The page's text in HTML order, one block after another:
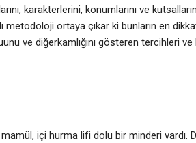
karakterlerini, konumlarını ve
metodoloji ortaya çıkar ki bunların en
ve diğerkamlığını gösteren tercihleri ve
içi hurma lifi dolu bir minderi vardı.